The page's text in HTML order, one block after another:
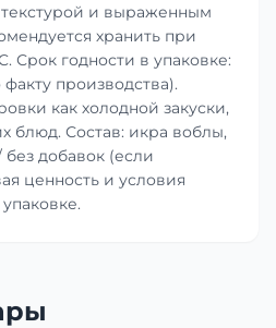
и выраженным
хранить при
Срок годности в упаковке:
производства).
как холодной закуски,
блюд. Состав: икра воблы,
добавок (если
ценность и условия